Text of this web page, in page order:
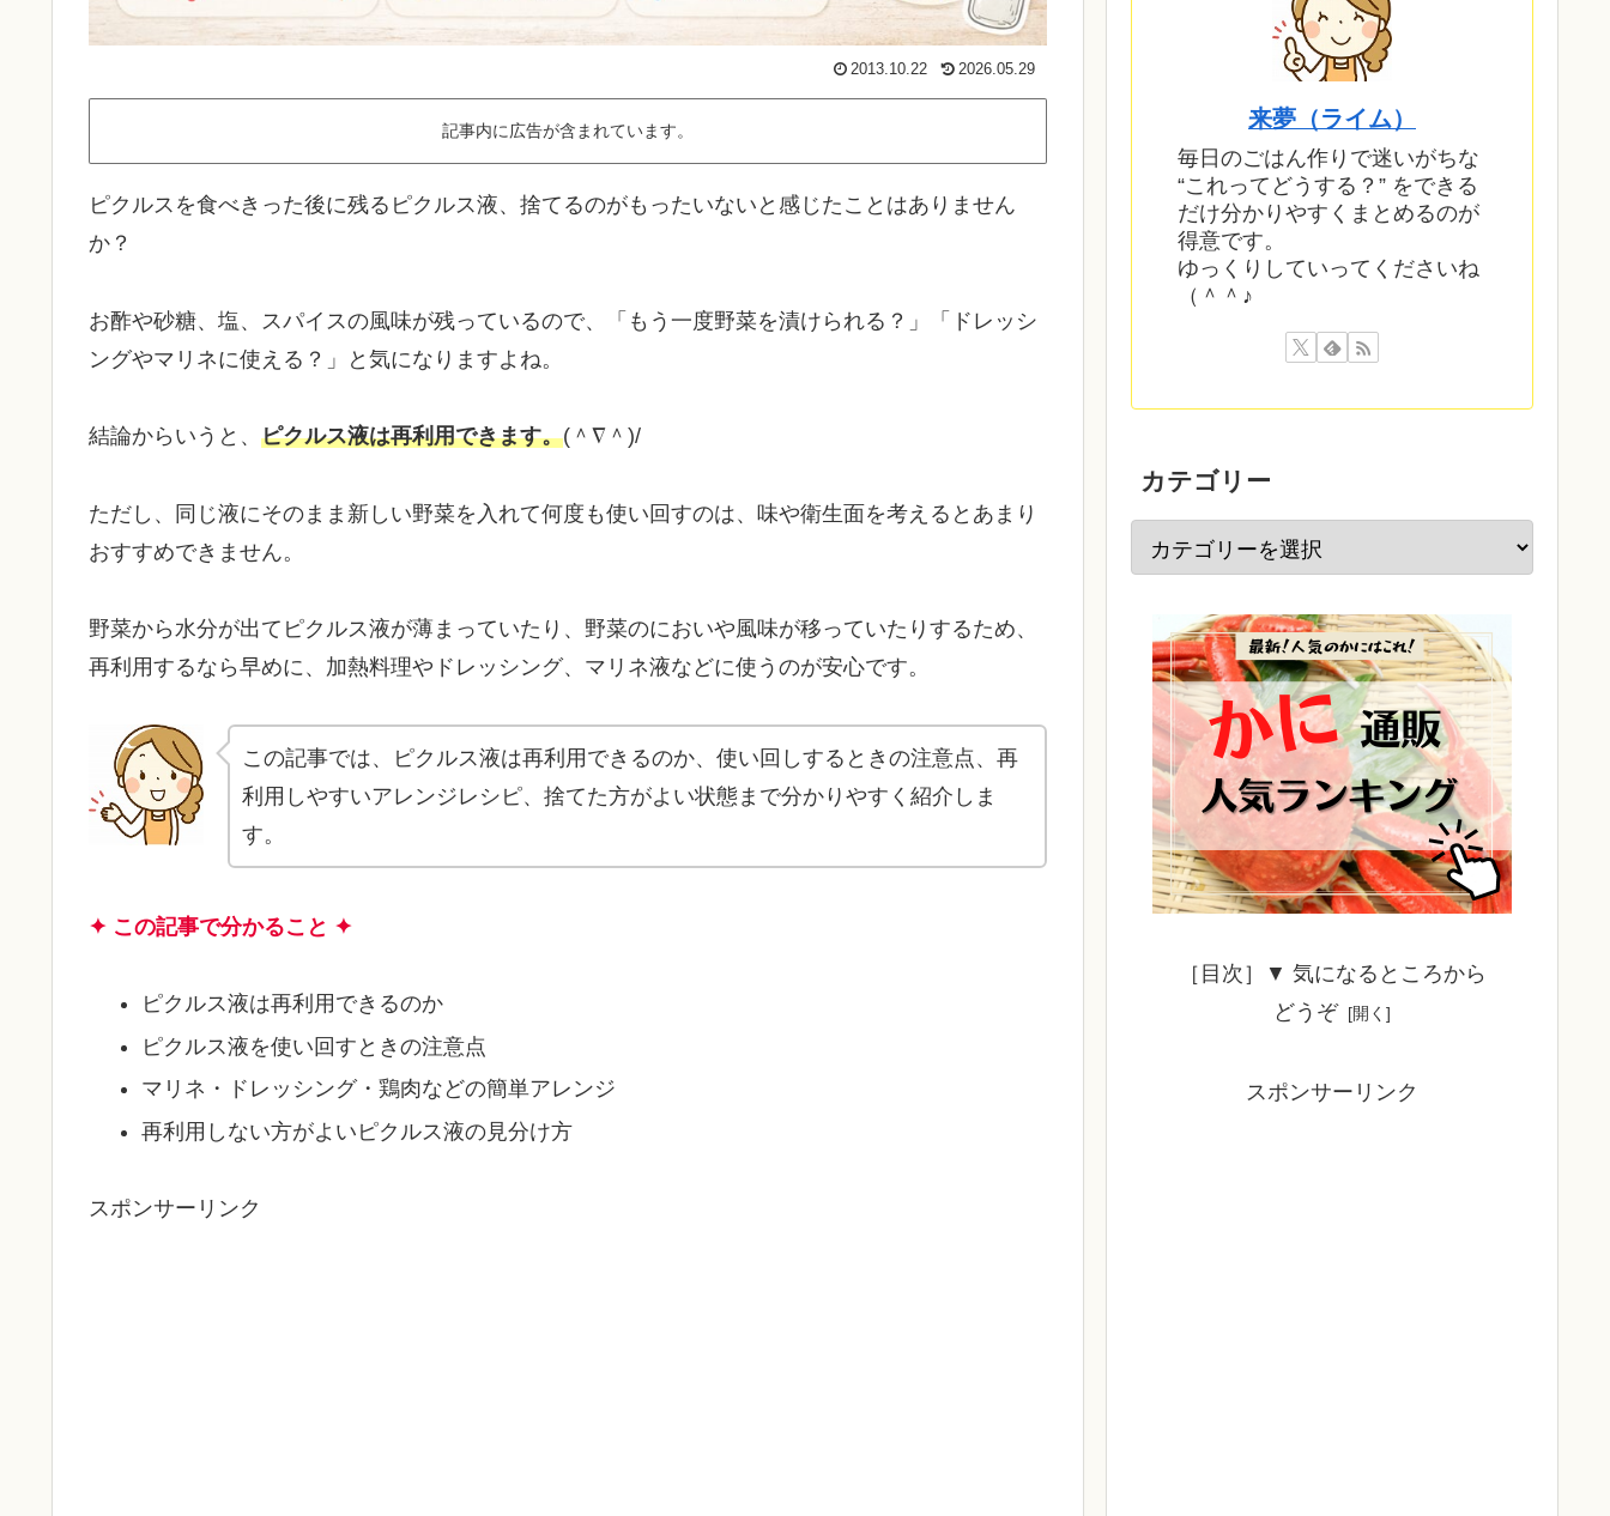
2013.10.22 2026.05.29
記事内に広告が含まれています。
ピクルスを食べきった後に残るピクルス液、捨てるのがもったいないと感じたことはありません
か？
お酢や砂糖、塩、スパイスの風味が残っているので、「もう一度野菜を漬けられる？」「ドレッシ
ングやマリネに使える？」と気になりますよね。
結論からいうと、 ピクルス液は再利用できます。(＾∇＾)/
ただし、同じ液にそのまま新しい野菜を入れて何度も使い回すのは、味や衛生面を考えるとあまり
おすすめできません。
野菜から水分が出てピクルス液が薄まっていたり、野菜のにおいや風味が移っていたりするため、
再利用するなら早めに、加熱料理やドレッシング、マリネ液などに使うのが安心です。
この記事では、ピクルス液は再利用できるのか、使い回しするときの注意点、再
利用しやすいアレンジレシピ、捨てた方がよい状態まで分かりやすく紹介しま
す。
✦ この記事で分かること ✦
ピクルス液は再利用できるのか
ピクルス液を使い回すときの注意点
マリネ・ドレッシング・鶏肉などの簡単アレンジ
再利用しない方がよいピクルス液の見分け方
スポンサーリンク
来夢（ライム）
毎日のごはん作りで迷いがちな
“これってどうする？” をできる
だけ分かりやすくまとめるのが
得意です。
ゆっくりしていってくださいね
（＾＾♪
カテゴリー
［目次］▼ 気になるところから
どうぞ
スポンサーリンク